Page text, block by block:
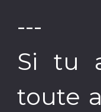
---
Si tu
toute